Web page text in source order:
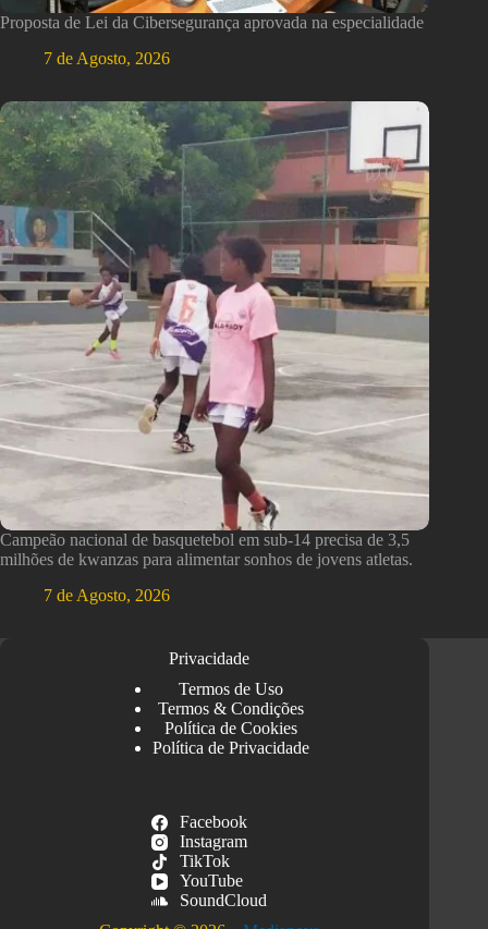
Proposta de Lei da Cibersegurança aprovada na especialidade
7 de Agosto, 2026
Campeão nacional de basquetebol em sub-14 precisa de 3,5
milhões de kwanzas para alimentar sonhos de jovens atletas.
7 de Agosto, 2026
Privacidade
Termos de Uso
Termos & Condições
Política de Cookies
Política de Privacidade
Facebook
Instagram
TikTok
YouTube
SoundCloud